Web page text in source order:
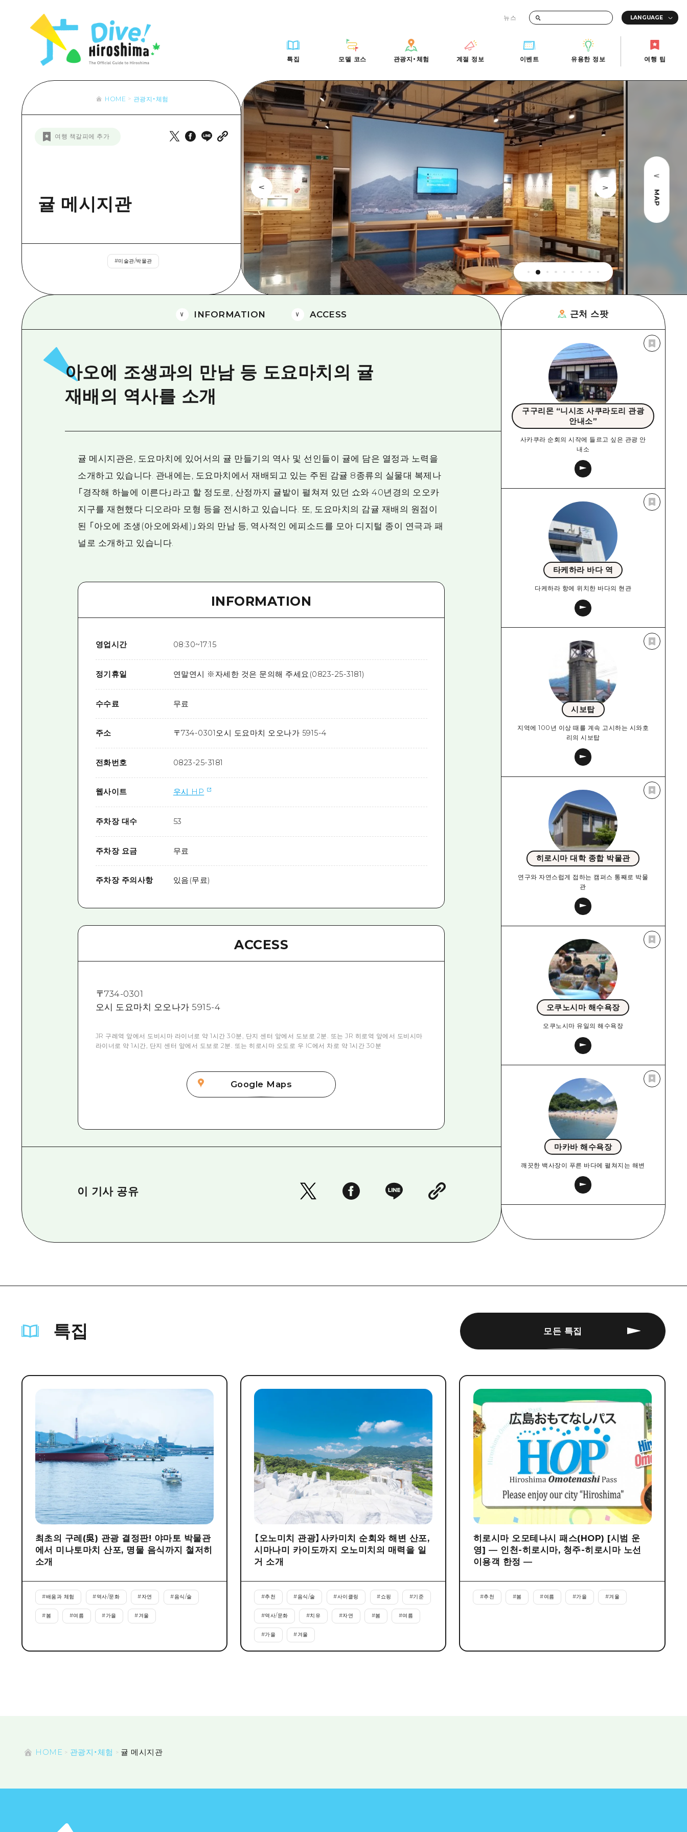
뉴스
특집
아트
사이클링
쇼핑
스포츠
나이트 라이프
세계유산
배움과 체험
모델 코스
Dive! Hiroshima 공식 가이드
Hiroshima Moshimo Travel
히로시마시 주변
아키(安芸)
게이호쿠(芸北)
미야지마(宮島) 주변
야마구치(山口)현 동부
빠른 여행
당일치기
관광지・체험
목록
히로시마시 주변
비북(備北)
게이호쿠(芸北)
미야지마(宮島) 주변
야마구치(山口)현 동부
에히메(愛媛)현
계절 정보
이벤트
유용한 정보
목록
접근
보조 트래픽 요약
시설 혼잡 상황
히로시마 OMOTENASHI 패스
수하물 보관 및 배송 서비스
HIROSHIMA FREE Wi-Fi
외국인 여행자용 거리 관광안내소
자주 묻는 질문
사진 다운로드
재해가 발생했을 때의 교통 정보
관광 안내 책자
여행 팁
세계유산
기준
역사/문화
자연
Hiroshima Moshimo Travel
아키(安芸)
빈고(備後)
게이호쿠(芸北)
미야지마(宮島) 주변
야마구치(山口)현 동부
반나절
히로시마시 주변
아키(安芸)
비북(備北)
게이호쿠(芸北)
미야지마(宮島) 주변
시마네(島根)현
목록
접근
보조 트래픽 요약
외국인 여행자용 거리 관광안내소
자원봉사 가이드
자주 묻는 질문
재해가 발생했을 때의 교통 정보
관광 안내 책자
HOME 관광지・체험
여행 책갈피에 추가
귤 메시지관
#미술관/박물관
MAP
INFORMATION ACCESS
아오에 조생과의 만남 등 도요마치의 귤
재배의 역사를 소개
귤 메시지관은, 도요마치에 있어서의 귤 만들기의 역사 및 선인들이 귤에 담은 열정과 노력을
소개하고 있습니다. 관내에는, 도요마치에서 재배되고 있는 주된 감귤 8종류의 실물대 복제나
「경작해 하늘에 이른다」라고 할 정도로, 산정까지 귤밭이 펼쳐져 있던 쇼와 40년경의 오오카
지구를 재현했다 디오라마 모형 등을 전시하고 있습니다. 또, 도요마치의 감귤 재배의 원점이
된 「아오에 조생(아오에와세)」와의 만남 등, 역사적인 에피소드를 모아 디지털 종이 연극과 패
널로 소개하고 있습니다.
INFORMATION
영업시간 08:30~17:15
정기휴일 연말연시 ※자세한 것은 문의해 주세요(0823-25-3181)
수수료 무료
주소 〒734-0301오시 도요마치 오오나가 5915-4
전화번호 0823-25-3181
웹사이트 우시 HP
주차장 대수 53
주차장 요금 무료
주차장 주의사항 있음(무료)
ACCESS
〒734-0301
오시 도요마치 오오나가 5915-4
JR 구레역 앞에서 도비시마 라이너로 약 1시간 30분, 단지 센터 앞에서 도보로 2분. 또는 JR 히로역 앞에서 도비시마
라이너로 약 1시간, 단지 센터 앞에서 도보로 2분. 또는 히로시마 오도로 우 IC에서 차로 약 1시간 30분
Google Maps
이 기사 공유
근처 스팟
구구리몬 “니시조 사쿠라도리 관광
안내소”
사카쿠라 순회의 시작에 들르고 싶은 관광 안
내소
타케하라 바다 역
다케하라 항에 위치한 바다의 현관
시보탑
지역에 100년 이상 때를 계속 고시하는 시와호
리의 시보탑
히로시마 대학 종합 박물관
연구와 자연스럽게 접하는 캠퍼스 통째로 박물
관
오쿠노시마 해수욕장
오쿠노시마 유일의 해수욕장
마카바 해수욕장
깨끗한 백사장이 푸른 바다에 펼쳐지는 해변
특집 모든 특집
최초의 구레(吳) 관광 결정판! 야마토 박물관
에서 미나토마치 산포, 명물 음식까지 철저히
소개
#배움과 체험 #역사/문화 #자연 #음식/술
#봄 #여름 #가을 #겨울
【오노미치 관광】사카미치 순회와 해변 산포,
시마나미 카이도까지 오노미치의 매력을 일
거 소개
#추천 #음식/술 #사이클링 #쇼핑 #기준
#역사/문화 #치유 #자연 #봄 #여름
#가을 #겨울
히로시마 오모테나시 패스(HOP) [시범 운
영] ― 인천-히로시마, 청주-히로시마 노선
이용객 한정 ―
#추천 #봄 #여름 #가을 #겨울
HOME 관광지・체험 귤 메시지관